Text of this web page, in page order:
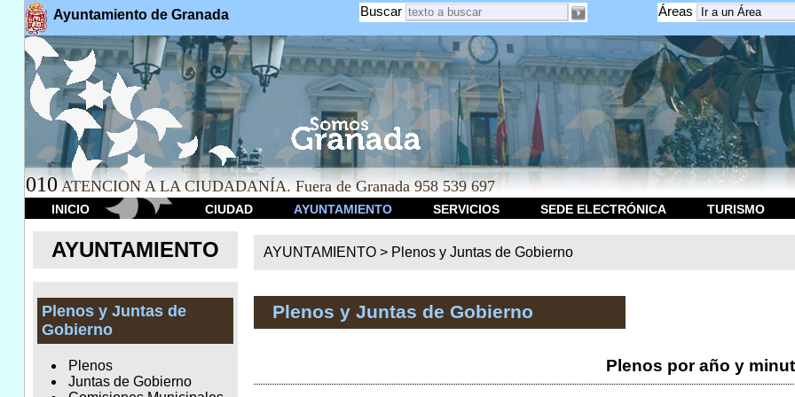
Ayuntamiento de Granada Áreas
Buscar
010 ATENCION A LA CIUDADANÍA. Fuera de Granada 958 539 697
INICIO CIUDAD AYUNTAMIENTO SERVICIOS SEDE ELECTRÓNICA TURISMO
AYUNTAMIENTO
Plenos y Juntas de
Gobierno
Plenos
Juntas de Gobierno
AYUNTAMIENTO > Plenos y Juntas de Gobierno
Plenos y Juntas de Gobierno
Plenos por año y